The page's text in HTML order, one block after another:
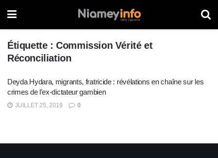
Étiquette :Commission Vérité et
Réconciliation
Deyda Hydara, migrants, fratricide : révélations en chaîne sur les
crimes de l’ex-dictateur gambien
JUILLET 25, 2019 0